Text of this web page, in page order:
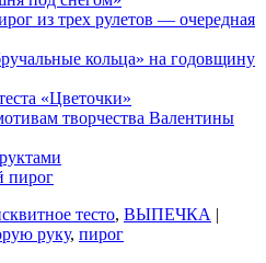
из трех рулетов — очередная
кольца» на годовщину
«Цветочки»
творчества Валентины
пирог
тесто, ВЫПЕЧКА |
руку, пирог